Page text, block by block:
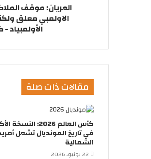
العريان: موقف
الاولمبي معلق
الأولمبياد -
مقالات ذات صلة
كأس العالم 2026: النسخة
في تاريخ المونديال تشعل
الشمالية
22 يونيو، 2026